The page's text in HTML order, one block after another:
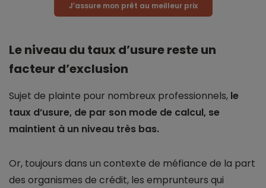
J’assure mon prêt au meilleur prix
Le niveau du taux d’usure reste un
facteur d’exclusion
Sujet de plainte pour nombreux professionnels, le
taux d’usure, de par son mode de calcul, se
maintient à un niveau très bas.
Or, toujours dans un contexte de méfiance de la part
des organismes de crédit, les emprunteurs qui